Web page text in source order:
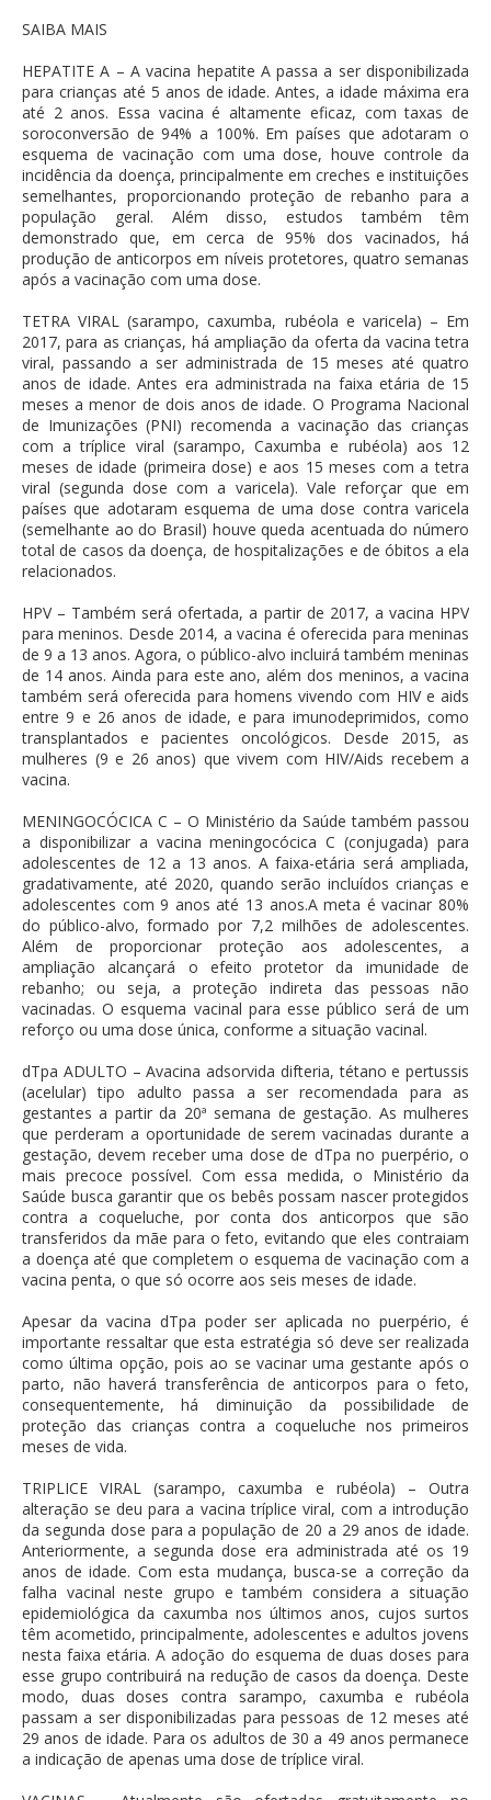
SAIBA MAIS
HEPATITE A – A vacina hepatite A passa a ser disponibilizada
para crianças até 5 anos de idade. Antes, a idade máxima era
até 2 anos. Essa vacina é altamente eficaz, com taxas de
soroconversão de 94% a 100%. Em países que adotaram o
esquema de vacinação com uma dose, houve controle da
incidência da doença, principalmente em creches e instituições
semelhantes, proporcionando proteção de rebanho para a
população geral. Além disso, estudos também têm
demonstrado que, em cerca de 95% dos vacinados, há
produção de anticorpos em níveis protetores, quatro semanas
após a vacinação com uma dose.
TETRA VIRAL (sarampo, caxumba, rubéola e varicela) – Em
2017, para as crianças, há ampliação da oferta da vacina tetra
viral, passando a ser administrada de 15 meses até quatro
anos de idade. Antes era administrada na faixa etária de 15
meses a menor de dois anos de idade. O Programa Nacional
de Imunizações (PNI) recomenda a vacinação das crianças
com a tríplice viral (sarampo, Caxumba e rubéola) aos 12
meses de idade (primeira dose) e aos 15 meses com a tetra
viral (segunda dose com a varicela). Vale reforçar que em
países que adotaram esquema de uma dose contra varicela
(semelhante ao do Brasil) houve queda acentuada do número
total de casos da doença, de hospitalizações e de óbitos a ela
relacionados.
HPV – Também será ofertada, a partir de 2017, a vacina HPV
para meninos. Desde 2014, a vacina é oferecida para meninas
de 9 a 13 anos. Agora, o público-alvo incluirá também meninas
de 14 anos. Ainda para este ano, além dos meninos, a vacina
também será oferecida para homens vivendo com HIV e aids
entre 9 e 26 anos de idade, e para imunodeprimidos, como
transplantados e pacientes oncológicos. Desde 2015, as
mulheres (9 e 26 anos) que vivem com HIV/Aids recebem a
vacina.
MENINGOCÓCICA C – O Ministério da Saúde também passou
a disponibilizar a vacina meningocócica C (conjugada) para
adolescentes de 12 a 13 anos. A faixa-etária será ampliada,
gradativamente, até 2020, quando serão incluídos crianças e
adolescentes com 9 anos até 13 anos.A meta é vacinar 80%
do público-alvo, formado por 7,2 milhões de adolescentes.
Além de proporcionar proteção aos adolescentes, a
ampliação alcançará o efeito protetor da imunidade de
rebanho; ou seja, a proteção indireta das pessoas não
vacinadas. O esquema vacinal para esse público será de um
reforço ou uma dose única, conforme a situação vacinal.
dTpa ADULTO – Avacina adsorvida difteria, tétano e pertussis
(acelular) tipo adulto passa a ser recomendada para as
gestantes a partir da 20ª semana de gestação. As mulheres
que perderam a oportunidade de serem vacinadas durante a
gestação, devem receber uma dose de dTpa no puerpério, o
mais precoce possível. Com essa medida, o Ministério da
Saúde busca garantir que os bebês possam nascer protegidos
contra a coqueluche, por conta dos anticorpos que são
transferidos da mãe para o feto, evitando que eles contraiam
a doença até que completem o esquema de vacinação com a
vacina penta, o que só ocorre aos seis meses de idade.
Apesar da vacina dTpa poder ser aplicada no puerpério, é
importante ressaltar que esta estratégia só deve ser realizada
como última opção, pois ao se vacinar uma gestante após o
parto, não haverá transferência de anticorpos para o feto,
consequentemente, há diminuição da possibilidade de
proteção das crianças contra a coqueluche nos primeiros
meses de vida.
TRIPLICE VIRAL (sarampo, caxumba e rubéola) – Outra
alteração se deu para a vacina tríplice viral, com a introdução
da segunda dose para a população de 20 a 29 anos de idade.
Anteriormente, a segunda dose era administrada até os 19
anos de idade. Com esta mudança, busca-se a correção da
falha vacinal neste grupo e também considera a situação
epidemiológica da caxumba nos últimos anos, cujos surtos
têm acometido, principalmente, adolescentes e adultos jovens
nesta faixa etária. A adoção do esquema de duas doses para
esse grupo contribuirá na redução de casos da doença. Deste
modo, duas doses contra sarampo, caxumba e rubéola
passam a ser disponibilizadas para pessoas de 12 meses até
29 anos de idade. Para os adultos de 30 a 49 anos permanece
a indicação de apenas uma dose de tríplice viral.